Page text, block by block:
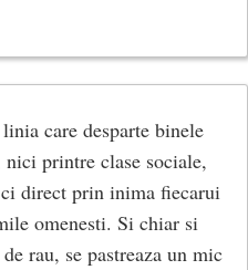
care desparte binele
printre clase sociale,
direct prin inima fiecarui
omenesti. Si chiar si
rau, se pastreaza un mic